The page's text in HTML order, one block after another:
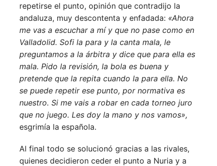
repetirse el punto, opinión que contradijo la
andaluza, muy descontenta y enfadada: «Ahora
me vas a escuchar a mí y que no pase como en
Valladolid. Sofi la para y la canta mala, le
preguntamos a la árbitra y dice que para ella es
mala. Pido la revisión, la bola es buena y
pretende que la repita cuando la para ella. No
se puede repetir ese punto, por normativa es
nuestro. Si me vais a robar en cada torneo juro
que no juego. Les doy la mano y nos vamos»,
esgrimía la española.
Al final todo se solucionó gracias a las rivales,
quienes decidieron ceder el punto a Nuria y a